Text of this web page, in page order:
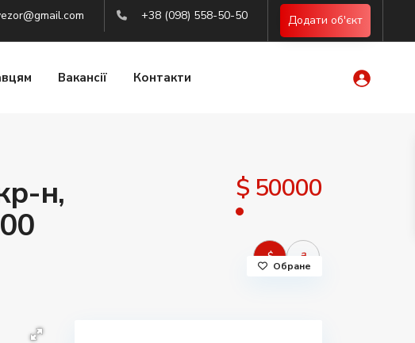
+38 (098) 558-50-50 Додати об'єкт
Вакансії Контакти
н,
$ 50000
$ ₴
Обране